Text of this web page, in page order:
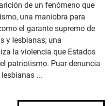
de un fenómeno que
una maniobra para
el garante supremo de
y lesbianas; una
la violencia que Estados
patriotismo. Puar denuncia
...